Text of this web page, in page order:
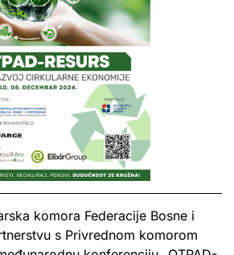
komora Federacije Bosne i
s Privrednom komorom